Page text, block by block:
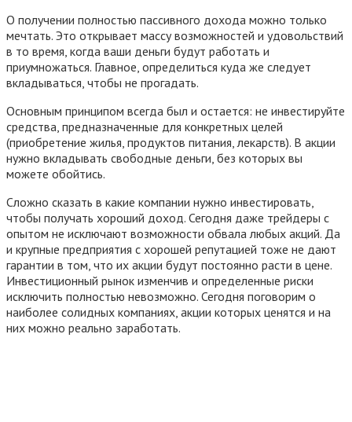
О получении полностью пассивного дохода можно только
мечтать. Это открывает массу возможностей и удовольствий
в то время, когда ваши деньги будут работать и
приумножаться. Главное, определиться куда же следует
вкладываться, чтобы не прогадать.
Основным принципом всегда был и остается: не инвестируйте
средства, предназначенные для конкретных целей
(приобретение жилья, продуктов питания, лекарств). В акции
нужно вкладывать свободные деньги, без которых вы
можете обойтись.
Сложно сказать в какие компании нужно инвестировать,
чтобы получать хороший доход. Сегодня даже трейдеры с
опытом не исключают возможности обвала любых акций. Да
и крупные предприятия с хорошей репутацией тоже не дают
гарантии в том, что их акции будут постоянно расти в цене.
Инвестиционный рынок изменчив и определенные риски
исключить полностью невозможно. Сегодня поговорим о
наиболее солидных компаниях, акции которых ценятся и на
них можно реально заработать.